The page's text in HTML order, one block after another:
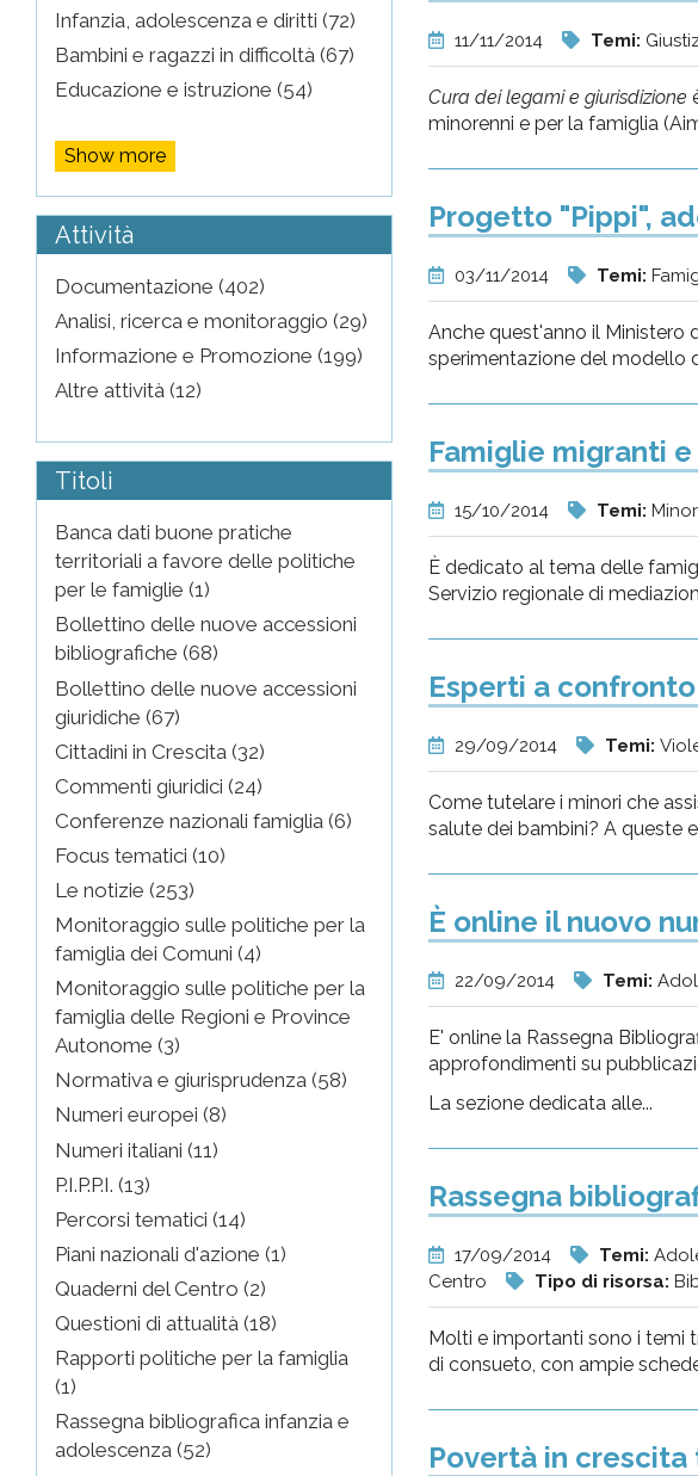
Infanzia, adolescenza e diritti (72)
Bambini e ragazzi in difficoltà (67)
Educazione e istruzione (54)
Show more
Attività
Documentazione (402)
Analisi, ricerca e monitoraggio (29)
Informazione e Promozione (199)
Altre attività (12)
Titoli
Banca dati buone pratiche
territoriali a favore delle politiche
per le famiglie (1)
Bollettino delle nuove accessioni
bibliografiche (68)
Bollettino delle nuove accessioni
giuridiche (67)
Cittadini in Crescita (32)
Commenti giuridici (24)
Conferenze nazionali famiglia (6)
Focus tematici (10)
Le notizie (253)
Monitoraggio sulle politiche per la
famiglia dei Comuni (4)
Monitoraggio sulle politiche per la
famiglia delle Regioni e Province
Autonome (3)
Normativa e giurisprudenza (58)
Numeri europei (8)
Numeri italiani (11)
P.I.P.P.I. (13)
Percorsi tematici (14)
Piani nazionali d'azione (1)
Quaderni del Centro (2)
Questioni di attualità (18)
Rapporti politiche per la famiglia
(1)
Rassegna bibliografica infanzia e
adolescenza (52)
11/11/2014 Temi:
Cura dei legami e giurisdizione
minorenni e per la famiglia
Progetto "Pippi",
03/11/2014 Temi:
Anche quest'anno il Ministero
sperimentazione del modello
Famiglie migranti
15/10/2014 Temi:
È dedicato al tema delle
Servizio regionale di
Esperti a
29/09/2014 Temi:
Come tutelare i minori che
salute dei bambini? A queste
È online il nuovo
22/09/2014 Temi:
E' online la Rassegna
approfondimenti su
La sezione dedicata alle...
Rassegna
17/09/2014 Temi:
Centro
Tipo di risorsa:
Molti e importanti sono i temi
di consueto, con ampie
Povertà in